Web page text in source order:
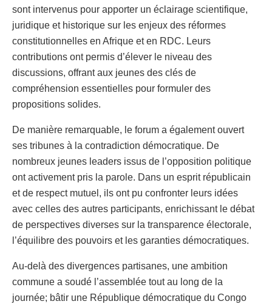
sont intervenus pour apporter un éclairage scientifique,
juridique et historique sur les enjeux des réformes
constitutionnelles en Afrique et en RDC. Leurs
contributions ont permis d’élever le niveau des
discussions, offrant aux jeunes des clés de
compréhension essentielles pour formuler des
propositions solides.
De manière remarquable, le forum a également ouvert
ses tribunes à la contradiction démocratique. De
nombreux jeunes leaders issus de l’opposition politique
ont activement pris la parole. Dans un esprit républicain
et de respect mutuel, ils ont pu confronter leurs idées
avec celles des autres participants, enrichissant le débat
de perspectives diverses sur la transparence électorale,
l’équilibre des pouvoirs et les garanties démocratiques.
Au-delà des divergences partisanes, une ambition
commune a soudé l’assemblée tout au long de la
journée; bâtir une République démocratique du Congo